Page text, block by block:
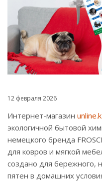
12 февраля 2026
Интернет-магазин
экологичной бытовой
немецкого бренда
для ковров и мягкой
создано для бережного,
пятен в домашних